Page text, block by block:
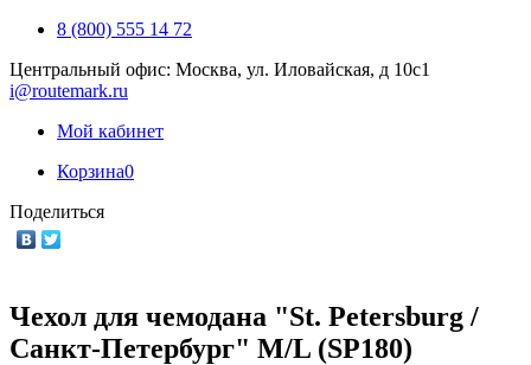
8 (800) 555 14 72
Центральный офис: Москва, ул. Иловайская, д 10с1
i@routemark.ru
Мой кабинет
Корзина0
Поделиться
Чехол для чемодана "St. Petersburg /
Санкт-Петербург" M/L (SP180)